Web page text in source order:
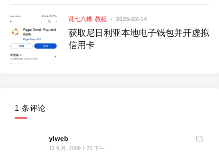
乱七八糟 教程 2025-02-14
获取尼日利亚本地电子钱包并开虚拟
信用卡
1 条评论
ylweb
12 9 月, 2009 1:25 下午